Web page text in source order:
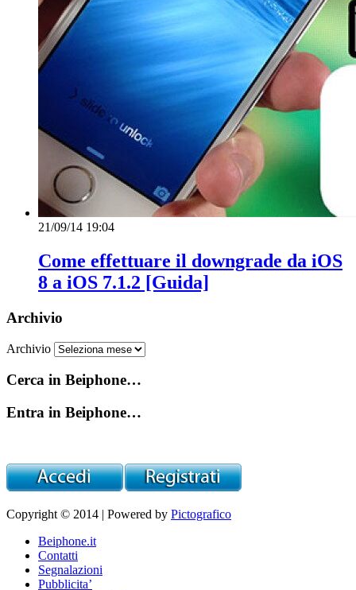
21/09/14 19:04
Come effettuare il downgrade da iOS
8 a iOS 7.1.2 [Guida]
Archivio
Archivio
Cerca in Beiphone…
Entra in Beiphone…
Copyright © 2014 | Powered by Pictografico
Beiphone.it
Contatti
Segnalazioni
Pubblicita’